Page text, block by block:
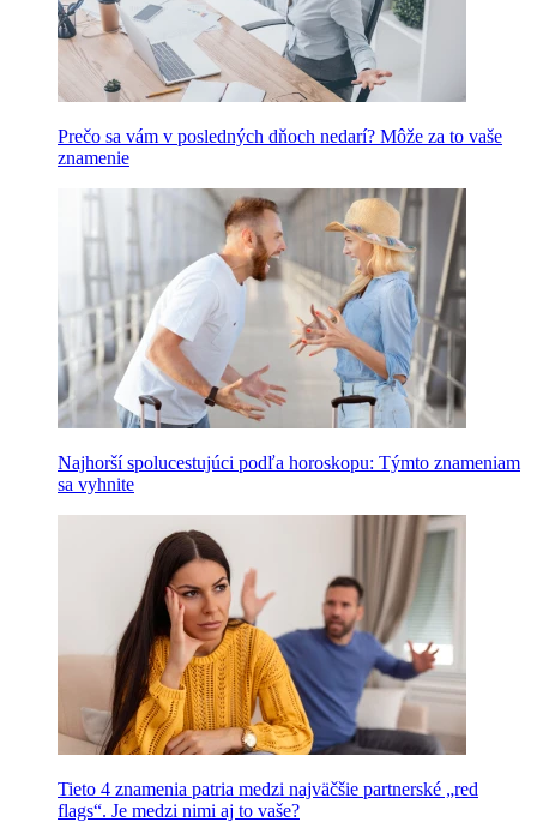
Prečo sa vám v posledných dňoch nedarí? Môže za to vaše
znamenie
Najhorší spolucestujúci podľa horoskopu: Týmto znameniam
sa vyhnite
Tieto 4 znamenia patria medzi najväčšie partnerské „red
flags“. Je medzi nimi aj to vaše?